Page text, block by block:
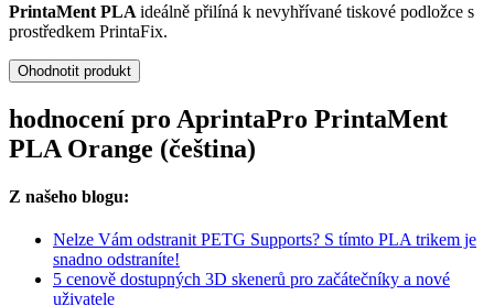
PrintaMent PLA ideálně přilíná k nevyhřívané tiskové podložce s
prostředkem PrintaFix.
Ohodnotit produkt
hodnocení pro AprintaPro PrintaMent
PLA Orange (čeština)
Z našeho blogu:
Nelze Vám odstranit PETG Supports? S tímto PLA trikem je
snadno odstraníte!
5 cenově dostupných 3D skenerů pro začátečníky a nové
uživatele